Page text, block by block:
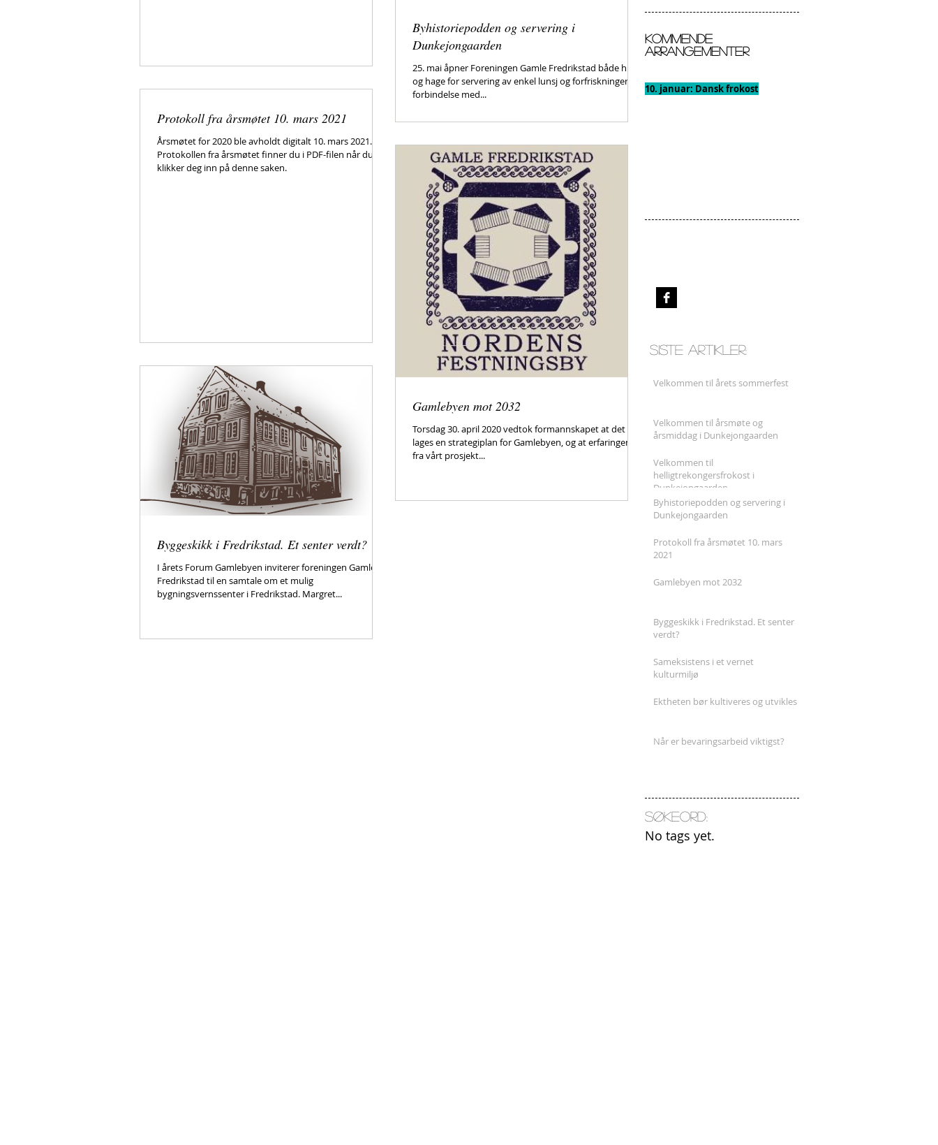
Byhistoriepodden og servering i
Dunkejongaarden
25. mai åpner Foreningen Gamle Fredrikstad både hus
og hage for servering av enkel lunsj og forfriskninger i
forbindelse med...
Protokoll fra årsmøtet 10. mars 2021
Årsmøtet for 2020 ble avholdt digitalt 10. mars 2021.
Protokollen fra årsmøtet finner du i PDF-filen når du
klikker deg inn på denne saken.
Gamlebyen mot 2032
Torsdag 30. april 2020 vedtok formannskapet at det skal
lages en strategiplan for Gamlebyen, og at erfaringene
fra vårt prosjekt...
Byggeskikk i Fredrikstad. Et senter verdt?
I årets Forum Gamlebyen inviterer foreningen Gamle
Fredrikstad til en samtale om et mulig
bygningsvernssenter i Fredrikstad. Margret...
Kommende
arrangementer:
10. januar: Dansk frokost
Siste artikler:
Velkommen til årets sommerfest
Velkommen til årsmøte og
årsmiddag i Dunkejongaarden
Velkommen til
helligtrekongersfrokost i
Dunkejongaarden
Byhistoriepodden og servering i
Dunkejongaarden
Protokoll fra årsmøtet 10. mars
2021
Gamlebyen mot 2032
Byggeskikk i Fredrikstad. Et senter
verdt?
Sameksistens i et vernet
kulturmiljø
Ektheten bør kultiveres og utvikles
Når er bevaringsarbeid viktigst?
Søkeord:
No tags yet.